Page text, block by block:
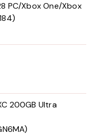
PC/Xbox One/Xbox
200GB Ultra